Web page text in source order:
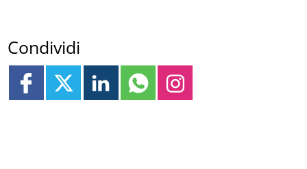
Condividi